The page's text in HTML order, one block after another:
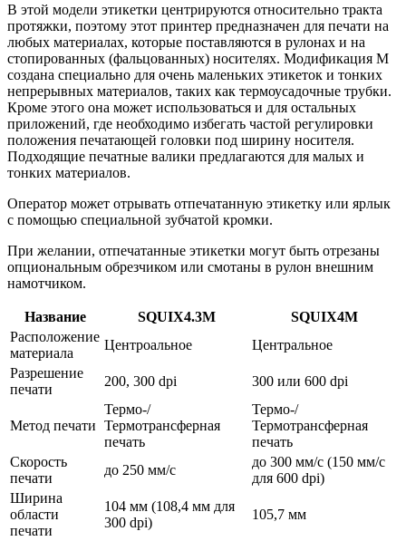
В этой модели этикетки центрируются относительно тракта
протяжки, поэтому этот принтер предназначен для печати на
любых материалах, которые поставляются в рулонах и на
стопированных (фальцованных) носителях. Модификация М
создана специально для очень маленьких этикеток и тонких
непрерывных материалов, таких как термоусадочные трубки.
Кроме этого она может использоваться и для остальных
приложений, где необходимо избегать частой регулировки
положения печатающей головки под ширину носителя.
Подходящие печатные валики предлагаются для малых и
тонких материалов.
Оператор может отрывать отпечатанную этикетку или ярлык
с помощью специальной зубчатой кромки.
При желании, отпечатанные этикетки могут быть отрезаны
опциональным обрезчиком или смотаны в рулон внешним
намотчиком.
Название SQUIX4.3M
SQUIX4M
Расположение
материала
Центроальное
Центральное
Разрешение
печати
200, 300 dpi 300 или 600 dpi
Метод печати
Термо-/
Термотрансферная
печать
Термо-/
Термотрансферная
печать
Скорость
печати
до 250 мм/с
до 300 мм/с (150 мм/с
для 600 dpi)
Ширина
области
печати
104 мм (108,4 мм для
300 dpi)
105,7 мм